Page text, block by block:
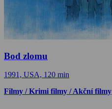
Bod zlomu
1991, USA, 120 min
Filmy / Krimi filmy / Akční filmy